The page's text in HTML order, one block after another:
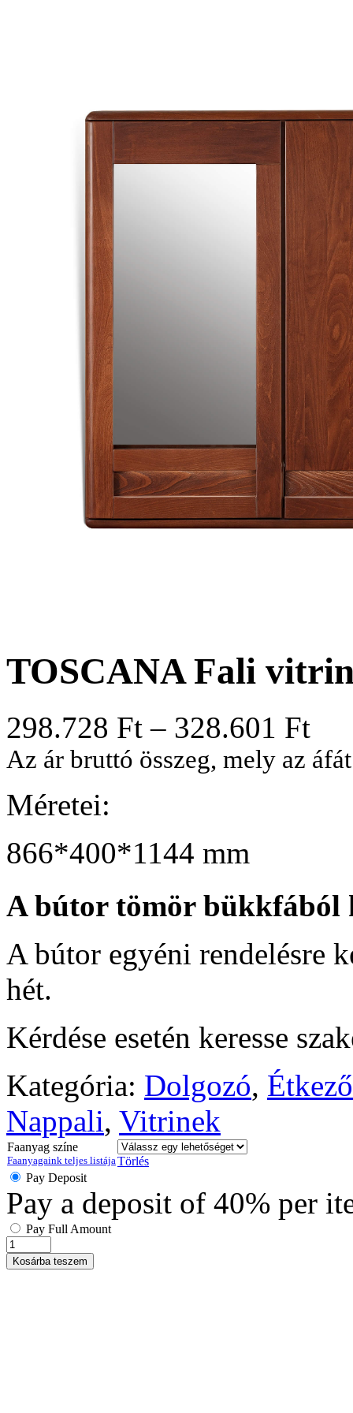
TOSCANA Fali
298.728 Ft – 328.601 Ft
Az ár bruttó összeg, mely az
Méretei:
866*400*1144 mm
A bútor tömör bükkfából
A bútor egyéni rendelésre
hét.
Kérdése esetén keresse
Kategória: Dolgozó, Étkező
Nappali, Vitrinek
Faanyag színe
Faanyagaink teljes listájaTörlés
Pay Deposit
Pay a deposit of 40% per
Pay Full Amount
Kosárba teszem